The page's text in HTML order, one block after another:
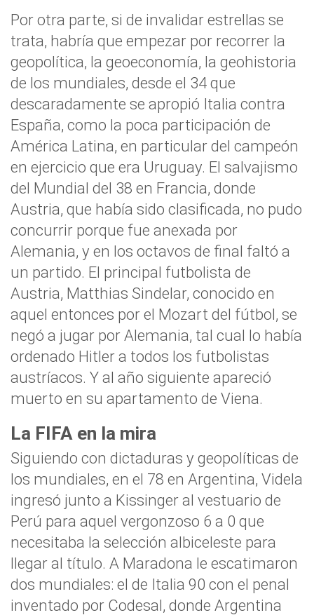
Por otra parte, si de invalidar estrellas se
trata, habría que empezar por recorrer la
geopolítica, la geoeconomía, la geohistoria
de los mundiales, desde el 34 que
descaradamente se apropió Italia contra
España, como la poca participación de
América Latina, en particular del campeón
en ejercicio que era Uruguay. El salvajismo
del Mundial del 38 en Francia, donde
Austria, que había sido clasificada, no pudo
concurrir porque fue anexada por
Alemania, y en los octavos de final faltó a
un partido. El principal futbolista de
Austria, Matthias Sindelar, conocido en
aquel entonces por el Mozart del fútbol, se
negó a jugar por Alemania, tal cual lo había
ordenado Hitler a todos los futbolistas
austríacos. Y al año siguiente apareció
muerto en su apartamento de Viena.
La FIFA en la mira
Siguiendo con dictaduras y geopolíticas de
los mundiales, en el 78 en Argentina, Videla
ingresó junto a Kissinger al vestuario de
Perú para aquel vergonzoso 6 a 0 que
necesitaba la selección albiceleste para
llegar al título. A Maradona le escatimaron
dos mundiales: el de Italia 90 con el penal
inventado por Codesal, donde Argentina